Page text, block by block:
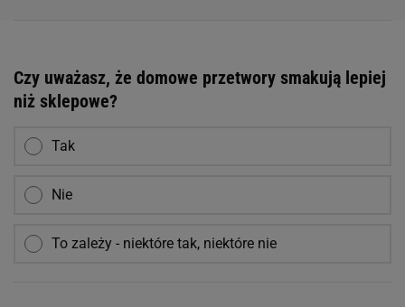
Czy uważasz, że domowe przetwory smakują lepiej
niż sklepowe?
Tak
Nie
To zależy - niektóre tak, niektóre nie